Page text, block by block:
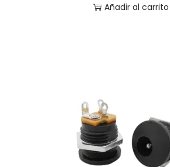
Añadir al carrito